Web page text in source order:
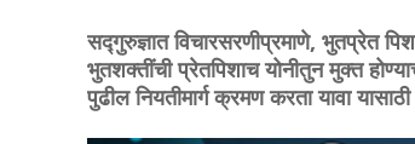
सद्गुरुज्ञात विचारसरणीप्रमाणे, भुतप्रेत
भुतशक्तींची प्रेतपिशाच योनीतुन मुक्त
पुढील नियतीमार्ग क्रमण करता यावा